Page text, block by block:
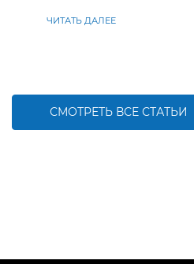
ЧИТАТЬ ДАЛЕЕ
СМОТРЕТЬ ВСЕ СТАТЬИ